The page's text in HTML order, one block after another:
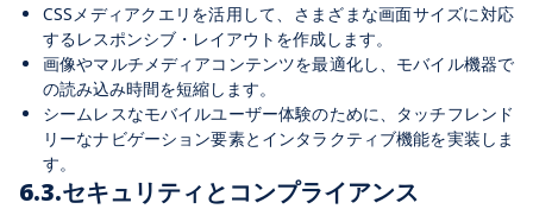
CSSメディアクエリを活用して、さまざまな画面サイズに対応
するレスポンシブ・レイアウトを作成します。
画像やマルチメディアコンテンツを最適化し、モバイル機器で
の読み込み時間を短縮します。
シームレスなモバイルユーザー体験のために、タッチフレンド
リーなナビゲーション要素とインタラクティブ機能を実装しま
す。
6.3.セキュリティとコンプライアンス